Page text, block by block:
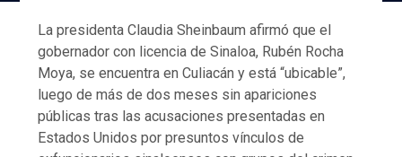
La presidenta Claudia Sheinbaum afirmó que el
gobernador con licencia de Sinaloa, Rubén Rocha
Moya, se encuentra en Culiacán y está “ubicable”,
luego de más de dos meses sin apariciones
públicas tras las acusaciones presentadas en
Estados Unidos por presuntos vínculos de